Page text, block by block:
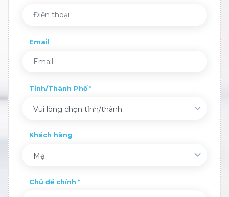
Email
Tỉnh/Thành Phố
Vui lòng chọn tỉnh/thành
Khách hàng
Mẹ
Chủ đề chính